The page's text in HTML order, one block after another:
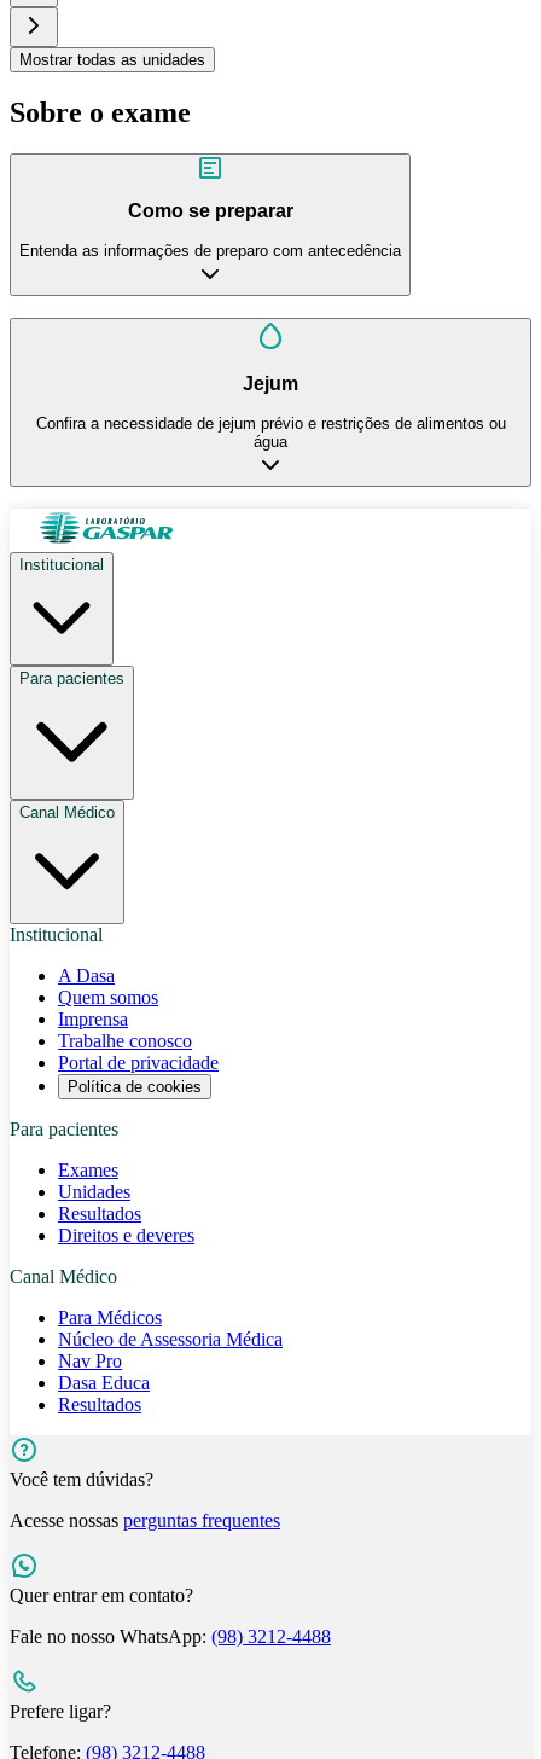
Mostrar todas as unidades
Sobre o exame
Como se preparar
Entenda as informações de preparo com antecedência
Jejum
Confira a necessidade de jejum prévio e restrições de alimentos ou
água
Institucional
Para pacientes
Canal Médico
Institucional
A Dasa
Quem somos
Imprensa
Trabalhe conosco
Portal de privacidade
Política de cookies
Para pacientes
Exames
Unidades
Resultados
Direitos e deveres
Canal Médico
Para Médicos
Núcleo de Assessoria Médica
Nav Pro
Dasa Educa
Resultados
Você tem dúvidas?
Acesse nossas perguntas frequentes
Quer entrar em contato?
Fale no nosso WhatsApp: (98) 3212-4488
Prefere ligar?
Telefone: (98) 3212-4488